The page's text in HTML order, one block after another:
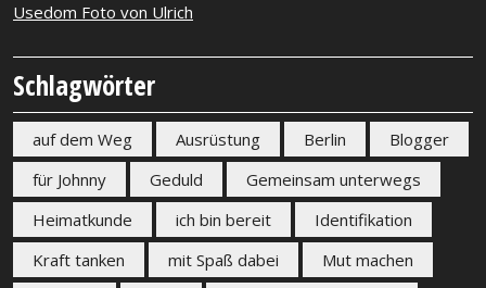
Usedom Foto von Ulrich
Schlagwörter
auf dem Weg Ausrüstung Berlin
Blogger
für Johnny
Geduld
Gemeinsam unterwegs
Heimatkunde
ich bin bereit
Identifikation
Kraft tanken
mit Spaß dabei
Mut machen